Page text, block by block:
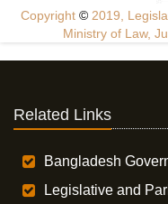
Copyright © 2019,
Ministry of Law,
Related Links
Bangladesh
Legislative and